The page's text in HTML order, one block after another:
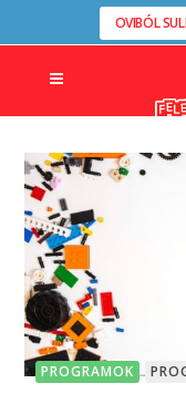
OVIBÓL
PROGRAMOK